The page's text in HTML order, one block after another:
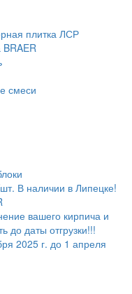
плитка ЛСР
BRAER
смеси
В наличии в Липецке!
вашего кирпича и
до даты отгрузки!!!
2025 г. до 1 апреля